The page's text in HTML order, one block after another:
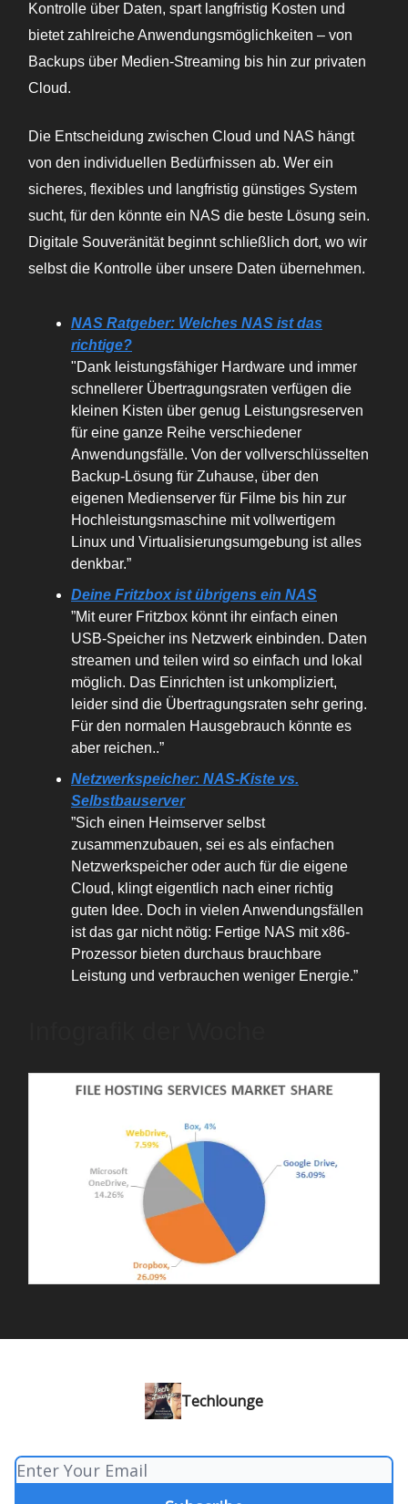
Kontrolle über Daten, spart langfristig Kosten und
bietet zahlreiche Anwendungsmöglichkeiten – von
Backups über Medien-Streaming bis hin zur privaten
Cloud.
Die Entscheidung zwischen Cloud und NAS hängt
von den individuellen Bedürfnissen ab. Wer ein
sicheres, flexibles und langfristig günstiges System
sucht, für den könnte ein NAS die beste Lösung sein.
Digitale Souveränität beginnt schließlich dort, wo wir
selbst die Kontrolle über unsere Daten übernehmen.
NAS Ratgeber: Welches NAS ist das
richtige?
"Dank leistungsfähiger Hardware und immer
schnellerer Übertragungsraten verfügen die
kleinen Kisten über genug Leistungsreserven
für eine ganze Reihe verschiedener
Anwendungsfälle. Von der vollverschlüsselten
Backup-Lösung für Zuhause, über den
eigenen Medienserver für Filme bis hin zur
Hochleistungsmaschine mit vollwertigem
Linux und Virtualisierungsumgebung ist alles
denkbar.”
Deine Fritzbox ist übrigens ein NAS
”Mit eurer Fritzbox könnt ihr einfach einen
USB-Speicher ins Netzwerk einbinden. Daten
streamen und teilen wird so einfach und lokal
möglich. Das Einrichten ist unkompliziert,
leider sind die Übertragungsraten sehr gering.
Für den normalen Hausgebrauch könnte es
aber reichen..”
Netzwerkspeicher: NAS-Kiste vs.
Selbstbauserver
”Sich einen Heimserver selbst
zusammenzubauen, sei es als einfachen
Netzwerkspeicher oder auch für die eigene
Cloud, klingt eigentlich nach einer richtig
guten Idee. Doch in vielen Anwendungsfällen
ist das gar nicht nötig: Fertige NAS mit x86-
Prozessor bieten durchaus brauchbare
Leistung und verbrauchen weniger Energie.”
Techlounge